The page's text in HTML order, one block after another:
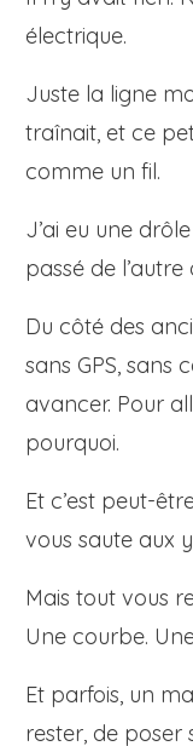
électrique.
Juste la ligne
traînait, et ce
comme un fil.
J’ai eu une
passé de l’autre
Du côté des
sans GPS, sans
avancer. Pour
pourquoi.
Et c’est peut-
vous saute aux
Mais tout vous
Une courbe.
Et parfois, un
rester, de poser